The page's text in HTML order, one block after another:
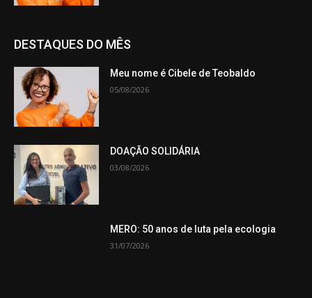
DESTAQUES DO MÊS
Meu nome é Cibele de Teobaldo
05/08/2026
DOAÇÃO SOLIDÁRIA
03/08/2026
MERO: 50 anos de luta pela ecologia
31/07/2026